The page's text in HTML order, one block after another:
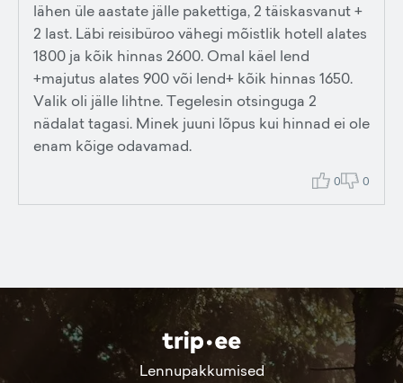
lähen üle aastate jälle pakettiga, 2 täiskasvanut +
2 last. Läbi reisibüroo vähegi mõistlik hotell alates
1800 ja kõik hinnas 2600. Omal käel lend
+majutus alates 900 või lend+ kõik hinnas 1650.
Valik oli jälle lihtne. Tegelesin otsinguga 2
nädalat tagasi. Minek juuni lõpus kui hinnad ei ole
enam kõige odavamad.
0 0
Lennupakkumised